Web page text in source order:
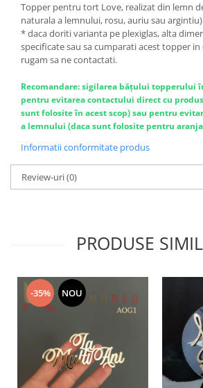
PRODUSUL LUNII
% Promotii
Topper pentru tort Love, realizat din lemn
naturala a lemnului, rosu, auriu sau
* daca doriti varianta pe plexiglas, alta
specificate sau sa cumparati acest topper
rugam sa ne contactati.
Recomandare: sigilarea băţului topperului
pentru evitarea contactului direct cu
sunt folosite în acest scop) sau pentru
a lemnului (daca sunt folosite pentru
Informatii conformitate produs
Review-uri(0)
PRODUSE
-35% NOU